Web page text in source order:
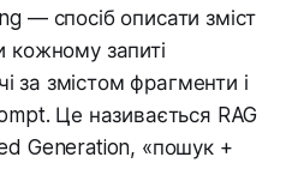
— спосіб описати зміст
кожному запиті
за змістом фрагменти і
Це називається RAG
Generation, «пошук +